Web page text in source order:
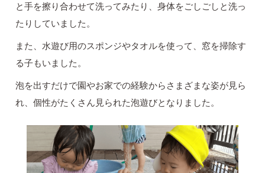
と手を擦り合わせて洗ってみたり、身体をごしごしと洗っ
たりしていました。
また、水遊び用のスポンジやタオルを使って、窓を掃除す
る子もいました。
泡を出すだけで園やお家での経験からさまざまな姿が見ら
れ、個性がたくさん見られた泡遊びとなりました。